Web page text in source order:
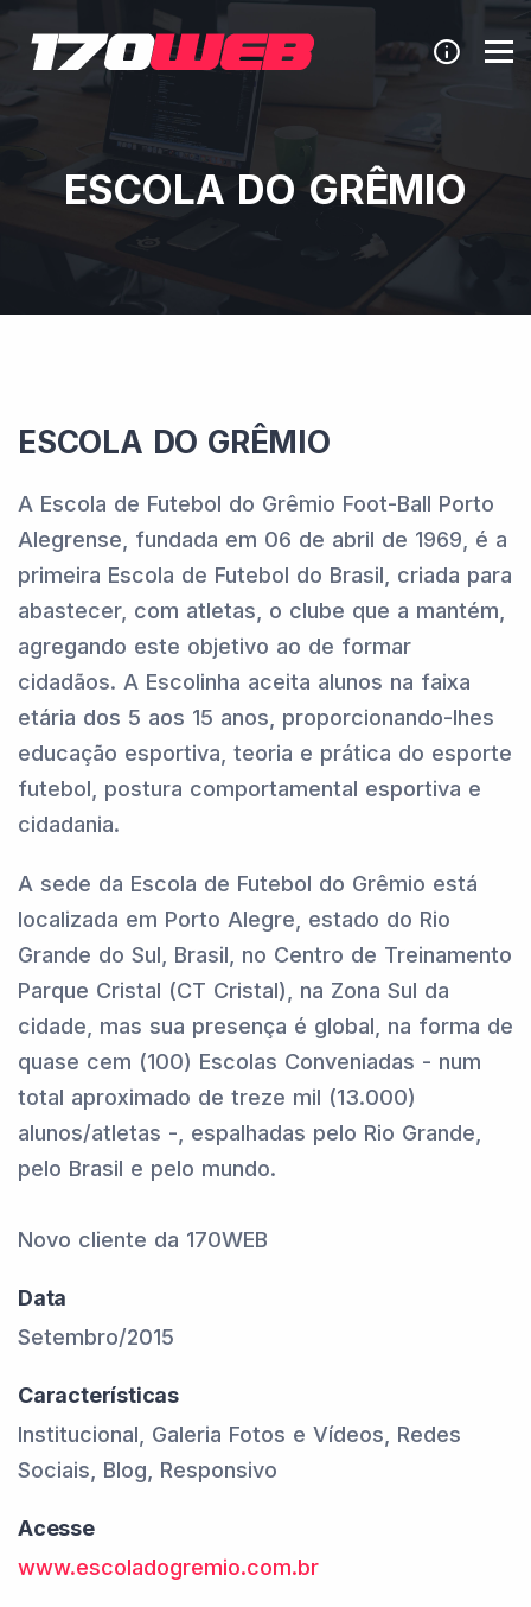
ESCOLA DO GRÊMIO
ESCOLA DO GRÊMIO
A Escola de Futebol do Grêmio Foot-Ball Porto
Alegrense, fundada em 06 de abril de 1969, é a
primeira Escola de Futebol do Brasil, criada para
abastecer, com atletas, o clube que a mantém,
agregando este objetivo ao de formar
cidadãos. A Escolinha aceita alunos na faixa
etária dos 5 aos 15 anos, proporcionando-lhes
educação esportiva, teoria e prática do esporte
futebol, postura comportamental esportiva e
cidadania.
A sede da Escola de Futebol do Grêmio está
localizada em Porto Alegre, estado do Rio
Grande do Sul, Brasil, no Centro de Treinamento
Parque Cristal (CT Cristal), na Zona Sul da
cidade, mas sua presença é global, na forma de
quase cem (100) Escolas Conveniadas - num
total aproximado de treze mil (13.000)
alunos/atletas -, espalhadas pelo Rio Grande,
pelo Brasil e pelo mundo.
Novo cliente da 170WEB
Data
Setembro/2015
Características
Institucional, Galeria Fotos e Vídeos, Redes
Sociais, Blog, Responsivo
Acesse
www.escoladogremio.com.br